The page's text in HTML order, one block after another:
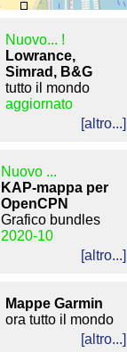
Nuovo... !
Lowrance,
Simrad, B&G
tutto il mondo
aggiornato
[altro...]
Nuovo ...
KAP-mappa per
OpenCPN
Grafico bundles
2020-10
[altro...]
Mappe Garmin
ora tutto il mondo
[altro...]